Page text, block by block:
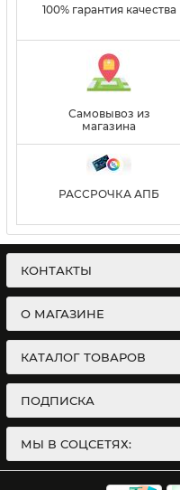
100% гарантия качества
Самовывоз из
магазина
РАССРОЧКА АПБ
КОНТАКТЫ
О МАГАЗИНЕ
КАТАЛОГ ТОВАРОВ
ПОДПИСКА
МЫ В СОЦСЕТЯХ: